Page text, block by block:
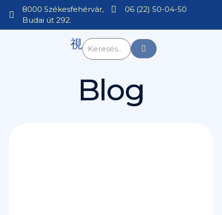
8000 Székesfehérvár,
Budai út 292.
06 (22) 50-04-50
Blog